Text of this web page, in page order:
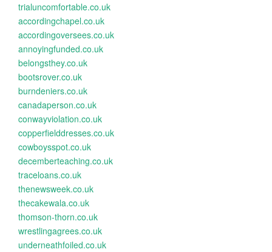
trialuncomfortable.co.uk
accordingchapel.co.uk
accordingoversees.co.uk
annoyingfunded.co.uk
belongsthey.co.uk
bootsrover.co.uk
burndeniers.co.uk
canadaperson.co.uk
conwayviolation.co.uk
copperfielddresses.co.uk
cowboysspot.co.uk
decemberteaching.co.uk
traceloans.co.uk
thenewsweek.co.uk
thecakewala.co.uk
thomson-thorn.co.uk
wrestlingagrees.co.uk
underneathfoiled.co.uk